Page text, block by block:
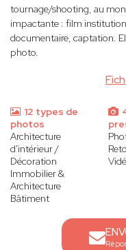
tournage/shooting, au
impactante : film
documentaire, captation.
photo.
12 types de
photos
Architecture
d'intérieur /
Décoration
Immobilier &
Architecture
Bâtiment